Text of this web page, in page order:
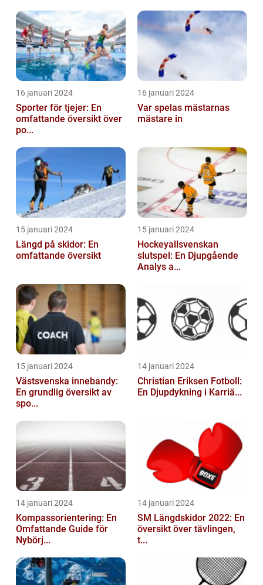
16 januari 2024
Sporter för tjejer: En
omfattande översikt över
po...
16 januari 2024
Var spelas mästarnas
mästare in
15 januari 2024
Längd på skidor: En
omfattande översikt
15 januari 2024
Hockeyallsvenskan
slutspel: En Djupgående
Analys a...
15 januari 2024
Västsvenska innebandy:
En grundlig översikt av
spo...
14 januari 2024
Christian Eriksen Fotboll:
En Djupdykning i Karriä...
14 januari 2024
Kompassorientering: En
Omfattande Guide för
Nybörj...
14 januari 2024
SM Längdskidor 2022: En
översikt över tävlingen,
t...